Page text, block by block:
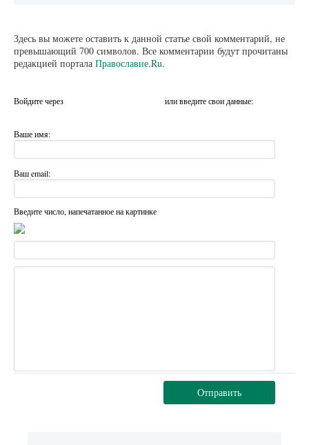
Здесь вы можете оставить к данной статье свой комментарий, не
превышающий 700 символов. Все комментарии будут прочитаны
редакцией портала Православие.Ru.
Войдите через или введите свои данные:
Ваше имя:
Ваш email:
Введите число, напечатанное на картинке
Отправить